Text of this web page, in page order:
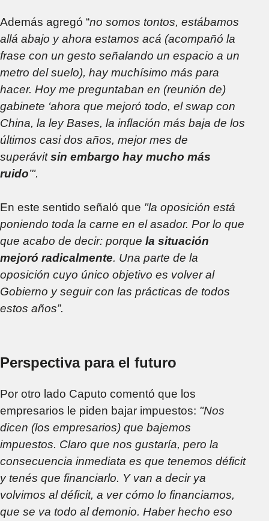
Además agregó “no somos tontos, estábamos
allá abajo y ahora estamos acá (acompañó la
frase con un gesto señalando un espacio a un
metro del suelo), hay muchísimo más para
hacer. Hoy me preguntaban en (reunión de)
gabinete ‘ahora que mejoró todo, el swap con
China, la ley Bases, la inflación más baja de los
últimos casi dos años, mejor mes de
superávitsin embargo hay mucho más
ruido’".
En este sentido señaló que "la oposición está
poniendo toda la carne en el asador. Por lo que
que acabo de decir: porque la situación
mejoró radicalmente. Una parte de la
oposición cuyo único objetivo es volver al
Gobierno y seguir con las prácticas de todos
estos años”.
Perspectiva para el futuro
Por otro lado Caputo comentó que los
empresarios le piden bajar impuestos: "Nos
dicen (los empresarios) que bajemos
impuestos. Claro que nos gustaría, pero la
consecuencia inmediata es que tenemos déficit
y tenés que financiarlo. Y van a decir ya
volvimos al déficit, a ver cómo lo financiamos,
que se va todo al demonio. Haber hecho eso